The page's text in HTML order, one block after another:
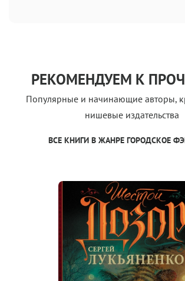
РЕКОМЕНДУЕМ К
Популярные и начинающие авторы,
нишевые издательства
ВСЕ КНИГИ В ЖАНРЕ ГОРОДСКОЕ